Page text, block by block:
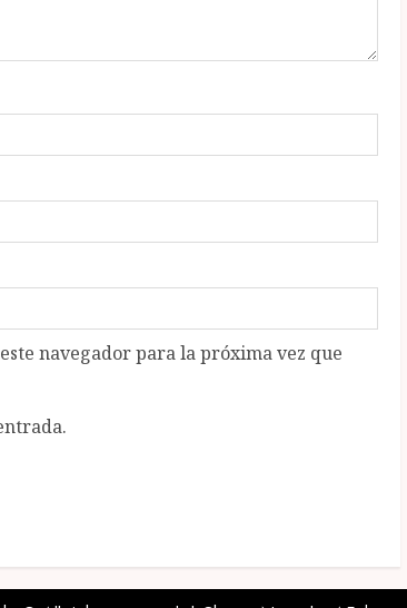
navegador para la próxima vez que